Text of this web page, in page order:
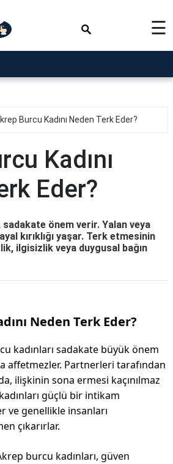
☰
Burcu Kadını Neden Terk Eder?
Kadını
Eder?
sadakate önem verir. Yalan veya
kırıklığı yaşar. Terk etmesinin
ilgisizlik veya duygusal bağın
Neden Terk Eder?
kadınları sadakate büyük önem
affetmezler. Partnerleri tarafından
ilişkinin sona ermesi kaçınılmaz
güçlü bir intikam
ve genellikle insanları
çıkarırlar.
burcu kadınları, güven